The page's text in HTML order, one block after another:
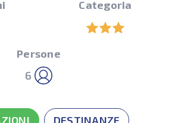
Categoria
Persone
6
DESTINANZE